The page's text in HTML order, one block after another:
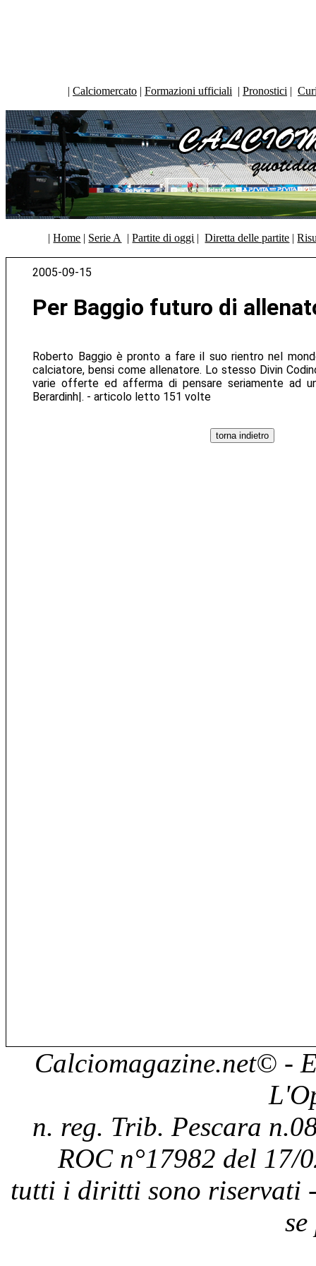
| Calciomercato | Formazioni ufficiali | Pronostici |
|Home | Serie A |Partite di oggi |Diretta delle partite |
2005-09-15
Per Baggio futuro di
Roberto Baggio è pronto a fare il suo rientro nel
calciatore, bensi come allenatore. Lo stesso Divin
varie offerte ed afferma di pensare seriamente ad
Berardinh|. - articolo letto 151 volte
Calciomagazine.net© -
n. reg. Trib. Pescara
ROC n°17982 del 17/
tutti i diritti sono riservati